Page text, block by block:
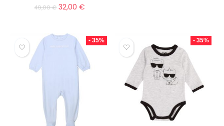
49,00€ 32,00€
- 35% - 35%